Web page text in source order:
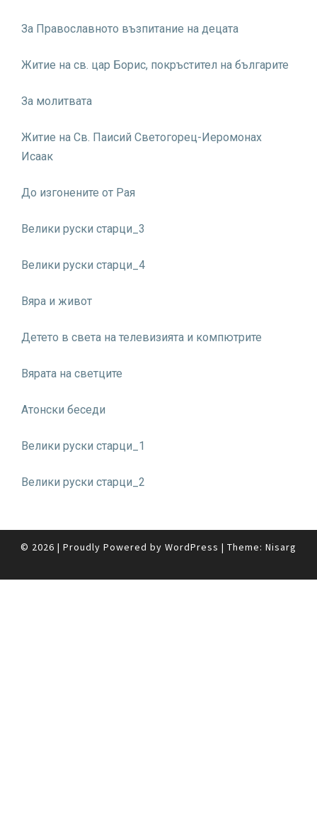
За Православното възпитание на децата
Житие на св. цар Борис, покръстител на българите
За молитвата
Житие на Св. Паисий Светогорец-Иеромонах
Исаак
До изгонените от Рая
Велики руски старци_3
Велики руски старци_4
Вяра и живот
Детето в света на телевизията и компютрите
Вярата на светците
Атонски беседи
Велики руски старци_1
Велики руски старци_2
© 2026 | Proudly Powered by WordPress | Theme: Nisarg